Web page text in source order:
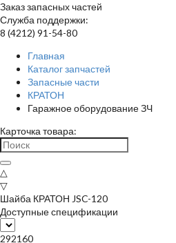
Заказ запасных частей
Служба поддержки:
8 (4212) 91-54-80
Главная
Каталог запчастей
Запасные части
КРАТОН
Гаражное оборудование ЗЧ
Карточка товара:
△
▽
Шайба КРАТОН JSC-120
Доступные спецификации
292160